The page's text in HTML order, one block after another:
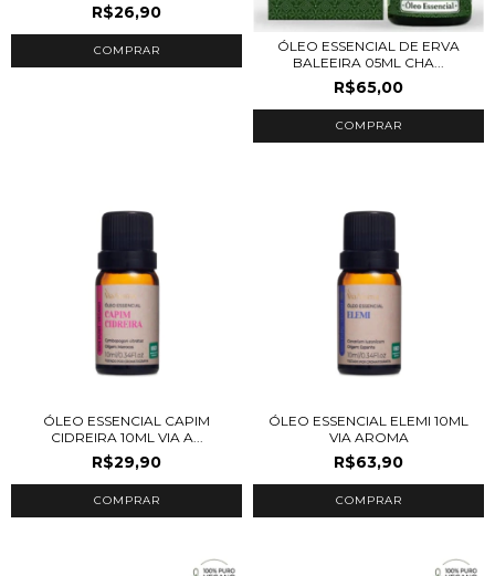
R$26,90
ÓLEO ESSENCIAL DE ERVA
BALEEIRA 05ML CHA...
R$65,00
ÓLEO ESSENCIAL CAPIM
CIDREIRA 10ML VIA A...
R$29,90
ÓLEO ESSENCIAL ELEMI 10ML
VIA AROMA
R$63,90